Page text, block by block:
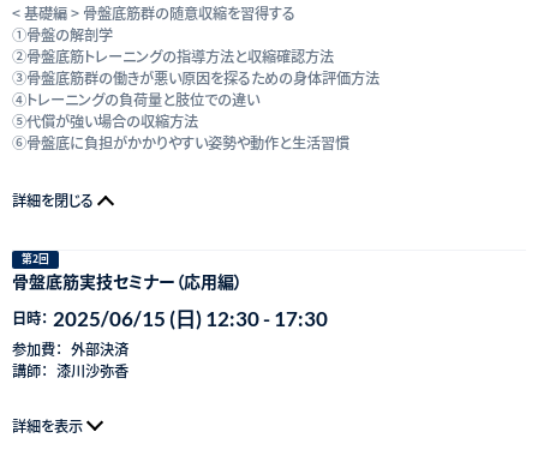
< 基礎編 > 骨盤底筋群の随意収縮を習得する
①骨盤の解剖学
②骨盤底筋トレーニングの指導方法と収縮確認方法
③骨盤底筋群の働きが悪い原因を探るための身体評価方法
④トレーニングの負荷量と肢位での違い
⑤代償が強い場合の収縮方法
⑥骨盤底に負担がかかりやすい姿勢や動作と生活習慣
詳細を閉じる
第2回
骨盤底筋実技セミナー（応用編）
日時： 2025/06/15 (日) 12:30 - 17:30
参加費： 外部決済
講師： 漆川沙弥香
詳細を表示